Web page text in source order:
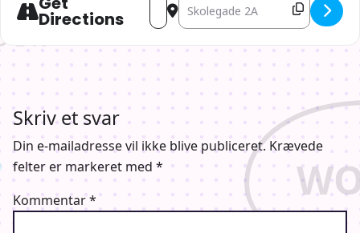
Directions
Skriv et svar
Din e-mailadresse vil ikke blive publiceret. Krævede
felter er markeret med *
Kommentar*